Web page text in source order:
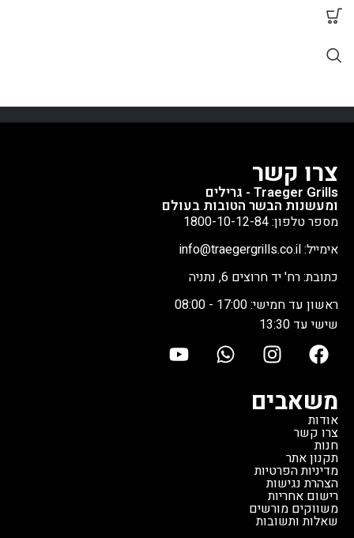
צרו קשר
Traeger Grills - גרילים
ומעשנות הבשר הטובות בעולם
מספר טלפון: 1800-10-12-84
אימייל: info@traegergrills.co.il
כתובת: רח' יד חרוצים 6, נתניה
ראשון עד חמישי: 17:00 - 08:00
שישי עד 13:30
משאבים
אודות
צרו קשר
חנות
תקנון אתר
מדיניות הפרטיות
הצהרת נגישות
רישום אחריות
משווקים מורשים
שאלות ותשובות